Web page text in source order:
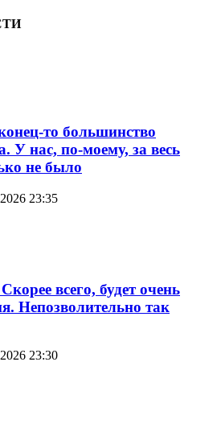
то большинство
У нас, по-моему, за весь
не было
23:35
всего, будет очень
Непозволительно так
23:30